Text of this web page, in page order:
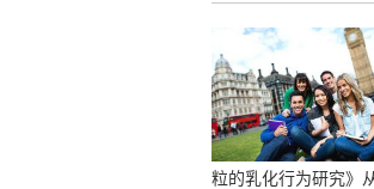
粒的乳化行为研究》